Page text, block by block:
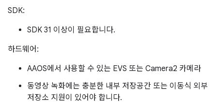
SDK:
SDK 31 이상이 필요합니다.
하드웨어:
AAOS에서 사용할 수 있는 EVS 또는 Camera2 카메라
동영상 녹화에는 충분한 내부 저장공간 또는 이동식 외부
저장소 지원이 있어야 합니다.